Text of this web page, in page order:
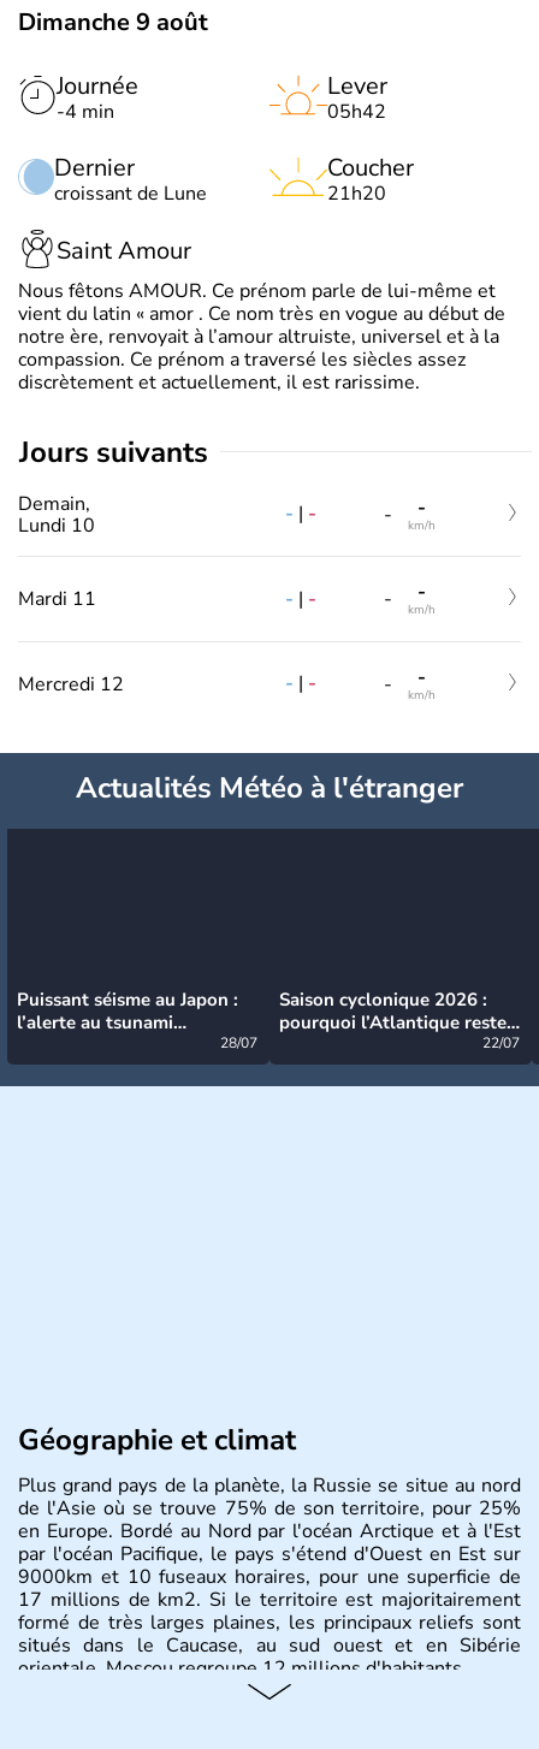
Dimanche 9 août
Journée
-4 min
Dernier
croissant de Lune
Lever
05h42
Coucher
21h20
Saint Amour
Nous fêtons AMOUR. Ce prénom parle de lui-même et
vient du latin « amor . Ce nom très en vogue au début de
notre ère, renvoyait à l’amour altruiste, universel et à la
compassion. Ce prénom a traversé les siècles assez
discrètement et actuellement, il est rarissime.
jours suivants
Demain,
Lundi 10
- | - - -
km/h
Mardi 11 - | - - -
km/h
Mercredi 12 - | - - -
km/h
Actualités Météo à l'étranger
Puissant séisme au Japon :
l’alerte au tsunami
28/07
Saison cyclonique 2026 :
pourquoi l’Atlantique reste
22/07
Géographie et climat
Plus grand pays de la planète, la Russie se situe au nord
de l'Asie où se trouve 75% de son territoire, pour 25%
en Europe. Bordé au Nord par l'océan Arctique et à l'Est
par l'océan Pacifique, le pays s'étend d'Ouest en Est sur
9000km et 10 fuseaux horaires, pour une superficie de
17 millions de km2. Si le territoire est majoritairement
formé de très larges plaines, les principaux reliefs sont
situés dans le Caucase, au sud ouest et en Sibérie
orientale. Moscou regroupe 12 millions d'habitants.